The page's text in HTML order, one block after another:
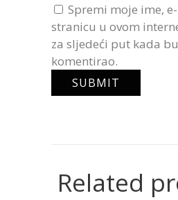
Spremi moje ime,
stranicu u ovom
za sljedeći put kada
komentirao.
Related